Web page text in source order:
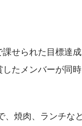
せられた目標達
たメンバーが同
焼肉、ランチな